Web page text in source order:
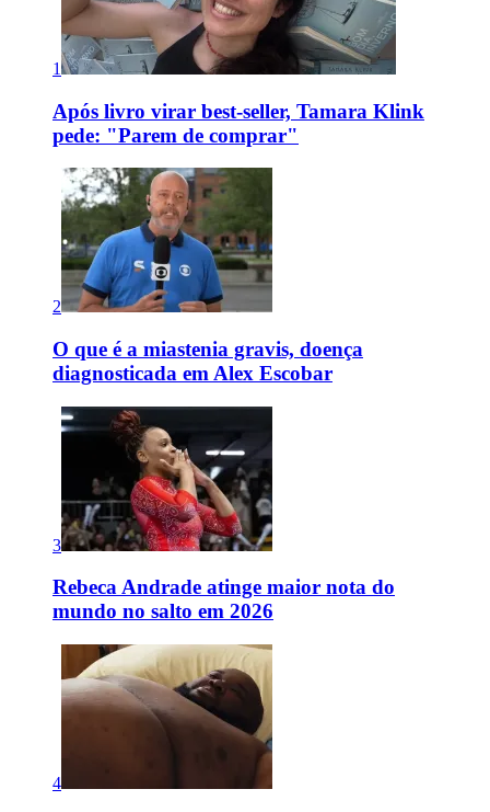
1
Após livro virar best-seller, Tamara Klink
pede: "Parem de comprar"
2
O que é a miastenia gravis, doença
diagnosticada em Alex Escobar
3
Rebeca Andrade atinge maior nota do
mundo no salto em 2026
4